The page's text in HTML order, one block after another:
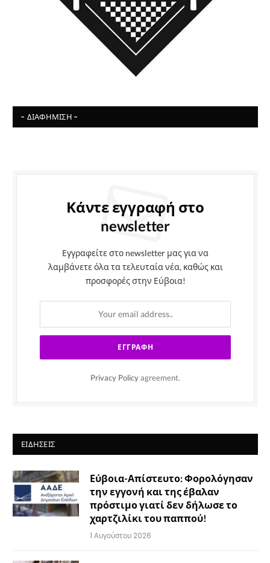
- ΔΙΑΦΉΜΙΣΗ -
Κάντε εγγραφή στο
newsletter
Εγγραφείτε στο newsletter μας για να
λαμβάνετε όλα τα τελευταία νέα, καθώς και
προσφορές στην Εύβοια!
Privacy Policy agreement.
ΕΙΔΉΣΕΙΣ
Εύβοια-Απίστευτο: Φορολόγησαν
την εγγονή και της έβαλαν
πρόστιμο γιατί δεν δήλωσε το
χαρτζιλίκι του παππού!
1 Αυγούστου 2026